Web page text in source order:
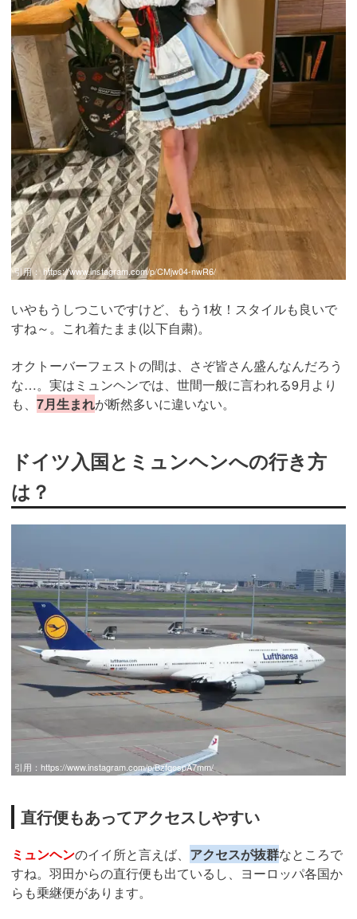
引用： https://www.instagram.com/p/CMjw04-nwR6/
いやもうしつこいですけど、もう1枚！スタイルも良いで
すね～。これ着たまま(以下自粛)。
オクトーバーフェストの間は、さぞ皆さん盛んなんだろう
な…。実はミュンヘンでは、世間一般に言われる9月より
も、 7月生まれが断然多いに違いない。
ドイツ入国とミュンヘンへの行き方
は？
引用： https://www.instagram.com/p/BzfqespA7mm/
直行便もあってアクセスしやすい
ミュンヘンのイイ所と言えば、 アクセスが抜群なところで
すね。羽田からの直行便も出ているし、ヨーロッパ各国か
らも乗継便があります。